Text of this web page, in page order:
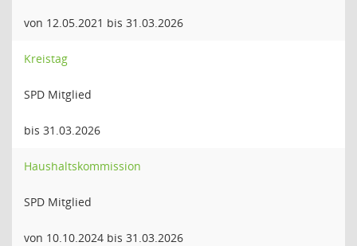
von 12.05.2021 bis 31.03.2026
Kreistag
SPD Mitglied
bis 31.03.2026
Haushaltskommission
SPD Mitglied
von 10.10.2024 bis 31.03.2026